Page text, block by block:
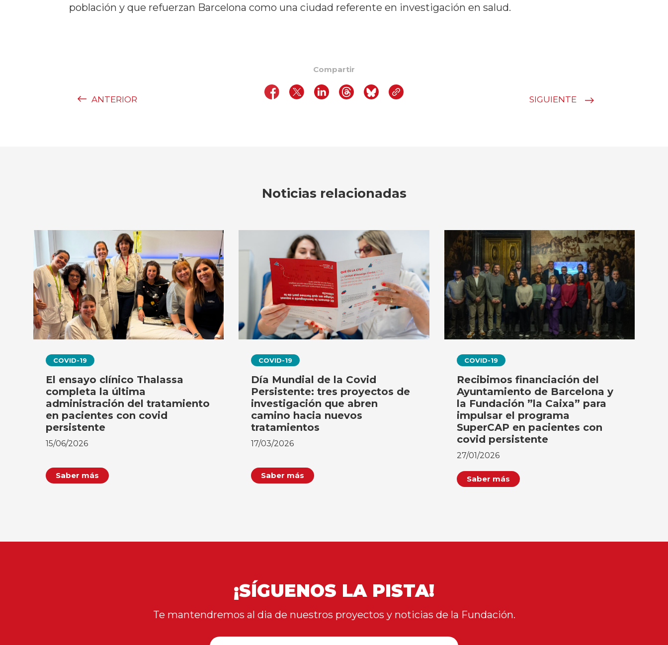
población y que refuerzan Barcelona como una ciudad referente en investigación en salud.
Compartir
ANTERIOR SIGUIENTE
Noticias relacionadas
COVID-19
El ensayo clínico Thalassa
completa la última
administración del tratamiento
en pacientes con covid
persistente
15/06/2026
Saber más
COVID-19
Día Mundial de la Covid
Persistente: tres proyectos de
investigación que abren
camino hacia nuevos
tratamientos
17/03/2026
Saber más
COVID-19
Recibimos financiación del
Ayuntamiento de Barcelona y
la Fundación ”la Caixa” para
impulsar el programa
SuperCAP en pacientes con
covid persistente
27/01/2026
Saber más
¡SÍGUENOS LA PISTA!
Te mantendremos al dia de nuestros proyectos y noticias de la Fundación.